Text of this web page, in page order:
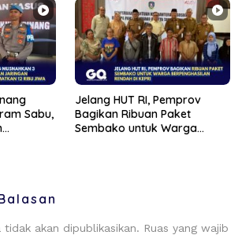
Sabu,
Jelang HUT RI, Pemprov
Bagikan Ribuan Paket
Sembako untuk Warga
akan dipublikasikan. Ruas yang wajib